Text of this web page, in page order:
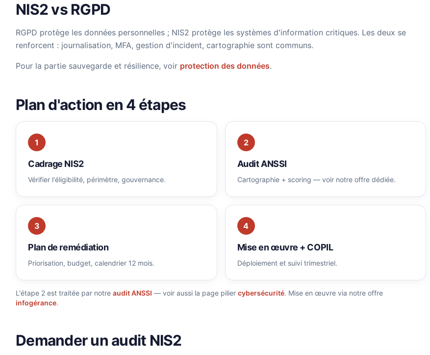
NIS2 vs RGPD
RGPD protège les données personnelles ; NIS2 protège les systèmes d'information critiques. Les deux se
renforcent : journalisation, MFA, gestion d'incident, cartographie sont communs.
Pour la partie sauvegarde et résilience, voir protection des données.
Plan d'action en 4 étapes
1
Cadrage NIS2
Vérifier l'éligibilité, périmètre, gouvernance.
2
Audit ANSSI
Cartographie + scoring — voir notre offre dédiée.
3
Plan de remédiation
Priorisation, budget, calendrier 12 mois.
4
Mise en œuvre + COPIL
Déploiement et suivi trimestriel.
L'étape 2 est traitée par notre audit ANSSI — voir aussi la page pilier cybersécurité. Mise en œuvre via notre offre
infogérance.
Demander un audit NIS2